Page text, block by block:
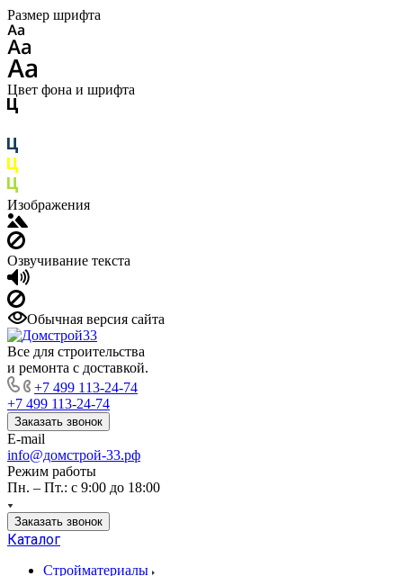
Размер шрифта
Цвет фона и шрифта
Изображения
Озвучивание текста
Обычная версия сайта
Все для строительства
и ремонта с доставкой.
+7 499 113-24-74
+7 499 113-24-74
Заказать звонок
E-mail
info@домстрой-33.рф
Режим работы
Пн. – Пт.: с 9:00 до 18:00
Заказать звонок
Каталог
Стройматериалы